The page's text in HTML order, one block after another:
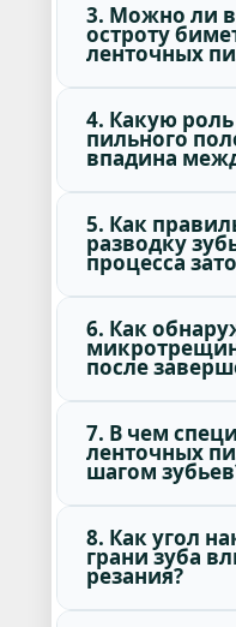
3. Можно ли
остроту
ленточных
4. Какую роль
пильного
впадина
5. Как
разводку
процесса
6. Как
после
7. В чем
ленточных
шагом
8. Как угол
грани зуба
резания?